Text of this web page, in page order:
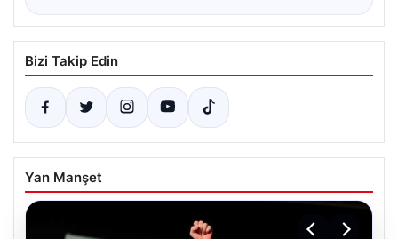
Bizi Takip Edin
Yan Manşet